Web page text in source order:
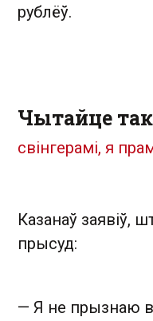
рублёў.
Чытайце
свінгерамі, я
Казанаў заявіў,
прысуд:
— Я не прызнаю